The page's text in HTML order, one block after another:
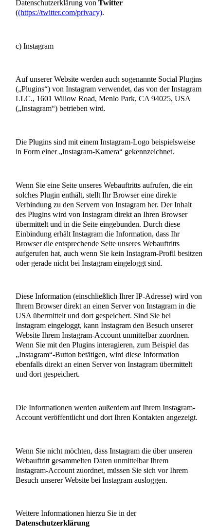
Datenschutzerklärung von Twitter
((https://twitter.com/privacy).
c) Instagram
Auf unserer Website werden auch sogenannte Social Plugins
(„Plugins“) von Instagram verwendet, das von der Instagram
LLC., 1601 Willow Road, Menlo Park, CA 94025, USA
(„Instagram“) betrieben wird.
Die Plugins sind mit einem Instagram-Logo beispielsweise
in Form einer „Instagram-Kamera“ gekennzeichnet.
Wenn Sie eine Seite unseres Webauftritts aufrufen, die ein
solches Plugin enthält, stellt Ihr Browser eine direkte
Verbindung zu den Servern von Instagram her. Der Inhalt
des Plugins wird von Instagram direkt an Ihren Browser
übermittelt und in die Seite eingebunden. Durch diese
Einbindung erhält Instagram die Information, dass Ihr
Browser die entsprechende Seite unseres Webauftritts
aufgerufen hat, auch wenn Sie kein Instagram-Profil besitzen
oder gerade nicht bei Instagram eingeloggt sind.
Diese Information (einschließlich Ihrer IP-Adresse) wird von
Ihrem Browser direkt an einen Server von Instagram in die
USA übermittelt und dort gespeichert. Sind Sie bei
Instagram eingeloggt, kann Instagram den Besuch unserer
Website Ihrem Instagram-Account unmittelbar zuordnen.
Wenn Sie mit den Plugins interagieren, zum Beispiel das
„Instagram“-Button betätigen, wird diese Information
ebenfalls direkt an einen Server von Instagram übermittelt
und dort gespeichert.
Die Informationen werden außerdem auf Ihrem Instagram-
Account veröffentlicht und dort Ihren Kontakten angezeigt.
Wenn Sie nicht möchten, dass Instagram die über unseren
Webauftritt gesammelten Daten unmittelbar Ihrem
Instagram-Account zuordnet, müssen Sie sich vor Ihrem
Besuch unserer Website bei Instagram ausloggen.
Weitere Informationen hierzu Sie in der
Datenschutzerklärung